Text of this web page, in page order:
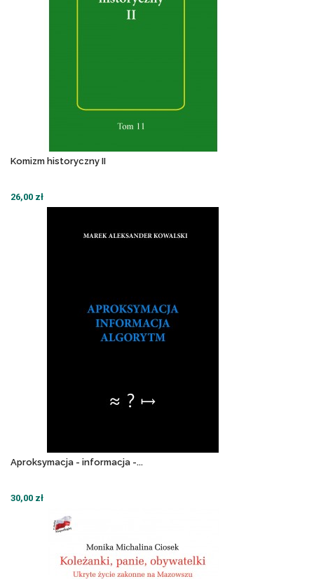
Komizm historyczny II
26,00 zł
Aproksymacja - informacja -...
30,00 zł